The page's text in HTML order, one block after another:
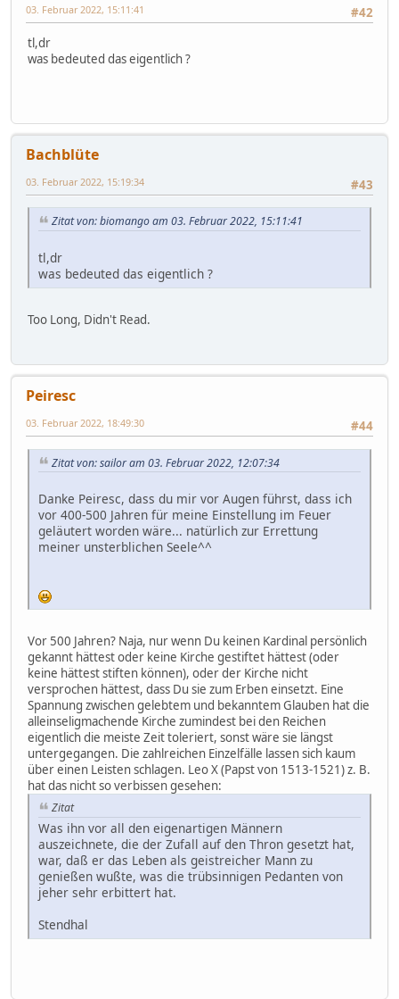
#42
03. Februar 2022, 15:11:41
tl,dr
was bedeuted das eigentlich ?
Bachblüte
#43
03. Februar 2022, 15:19:34
Zitat von: biomango am 03. Februar 2022, 15:11:41
tl,dr
was bedeuted das eigentlich ?
Too Long, Didn't Read.
Peiresc
#44
03. Februar 2022, 18:49:30
Zitat von: sailor am 03. Februar 2022, 12:07:34
Danke Peiresc, dass du mir vor Augen führst, dass ich
vor 400-500 Jahren für meine Einstellung im Feuer
geläutert worden wäre... natürlich zur Errettung
meiner unsterblichen Seele^^
Vor 500 Jahren? Naja, nur wenn Du keinen Kardinal persönlich
gekannt hättest oder keine Kirche gestiftet hättest (oder
keine hättest stiften können), oder der Kirche nicht
versprochen hättest, dass Du sie zum Erben einsetzt. Eine
Spannung zwischen gelebtem und bekanntem Glauben hat die
alleinseligmachende Kirche zumindest bei den Reichen
eigentlich die meiste Zeit toleriert, sonst wäre sie längst
untergegangen. Die zahlreichen Einzelfälle lassen sich kaum
über einen Leisten schlagen. Leo X (Papst von 1513-1521) z. B.
hat das nicht so verbissen gesehen:
Zitat
Was ihn vor all den eigenartigen Männern
auszeichnete, die der Zufall auf den Thron gesetzt hat,
war, daß er das Leben als geistreicher Mann zu
genießen wußte, was die trübsinnigen Pedanten von
jeher sehr erbittert hat.
Stendhal